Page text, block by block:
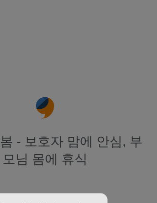
- 보호자 맘에 안심, 부
모님 몸에 휴식